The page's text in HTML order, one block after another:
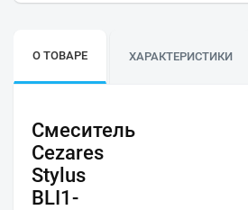
О ТОВАРЕ ХАРАКТЕРИСТИКИ
Смеситель
Cezares
Stylus
BLI1-